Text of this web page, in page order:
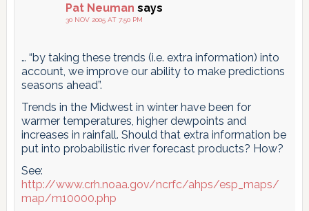
Pat Neuman says
30 NOV 2005 AT 7:50 PM
… “by taking these trends (i.e. extra information) into
account, we improve our ability to make predictions
seasons ahead”.
Trends in the Midwest in winter have been for
warmer temperatures, higher dewpoints and
increases in rainfall. Should that extra information be
put into probabilistic river forecast products? How?
See:
http://www.crh.noaa.gov/ncrfc/ahps/esp_maps/
map/m10000.php